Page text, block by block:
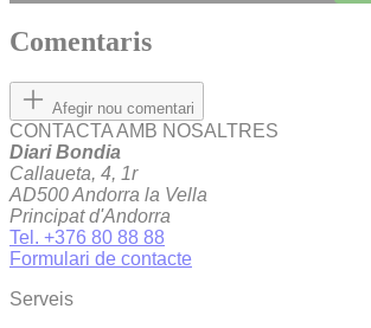
Comentaris
Afegir nou comentari
CONTACTA AMB NOSALTRES
Diari Bondia
Callaueta, 4, 1r
AD500 Andorra la Vella
Principat d'Andorra
Tel. +376 80 88 88
Formulari de contacte
Serveis